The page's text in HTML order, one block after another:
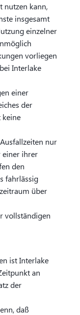
nutzen kann,
insgesamt
einzelner
vorliegen
Interlake
einer
der
keine
nur
einer ihrer
den
fahrlässig
über
vollständigen
ist Interlake
an
der
daß